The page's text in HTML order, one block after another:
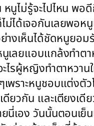
ไม่รู้จะไปไหน พอ
ม่ได้เจอกันเลยพอ
ย่างเห็นได้ชัดหนูย
เลยแอบแกล้งทำตา
ะไรผู้หญิงทำตาหว
พราะหนูชอบแต่งตั
ยวกัน และเตียงเดี
นี่เอง วันนั้นตอนเย็